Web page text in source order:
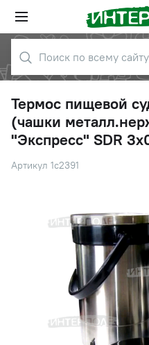
Термос пищевой
(чашки
"Экспресс" SDR
Артикул 1с2391